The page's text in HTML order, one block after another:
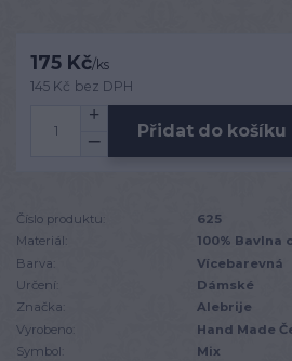
175 Kč/ks
145 Kč bez DPH
Přidat do košíku
Číslo produktu:
625
Materiál:
100% Bavlna
Barva:
Vícebarevná
Určení:
Dámské
Značka:
Alebrije
Vyrobeno:
Hand Made
Symbol:
Mix